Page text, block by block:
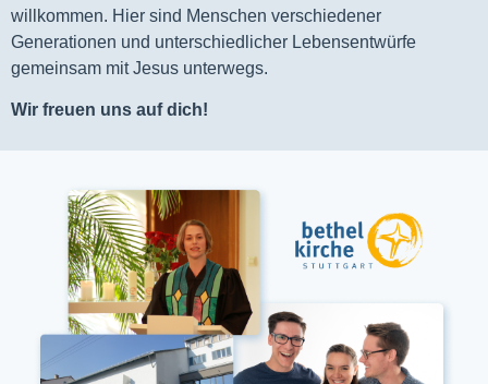
willkommen. Hier sind Menschen verschiedener
Generationen und unterschiedlicher Lebensentwürfe
gemeinsam mit Jesus unterwegs.
Wir freuen uns auf dich!